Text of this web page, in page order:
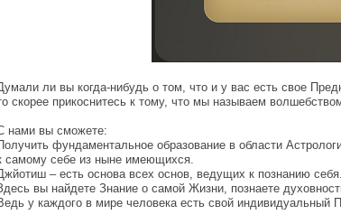
ли вы когда-нибудь о том, что и у вас есть свое
скорее прикоснитесь к тому, что мы называем
нами вы сможете:
фундаментальное образование в области
самому себе из ныне имеющихся.
– есть основа всех основ, ведущих к познанию
вы найдете Знание о самой Жизни, познаете
у каждого в мире человека есть свой индивидуальный